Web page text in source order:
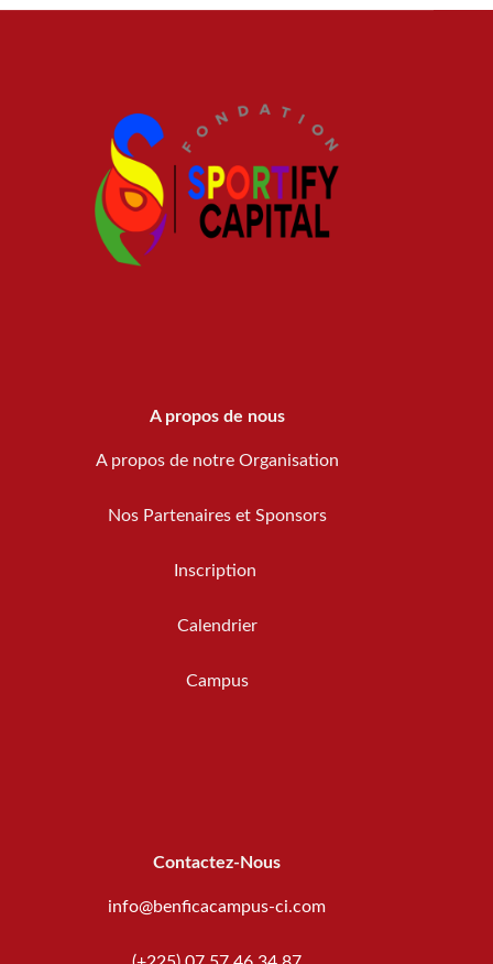
A propos de nous
A propos de notre Organisation
Nos Partenaires et Sponsors
Inscription
Calendrier
Campus
Contactez-Nous
info@benficacampus-ci.com